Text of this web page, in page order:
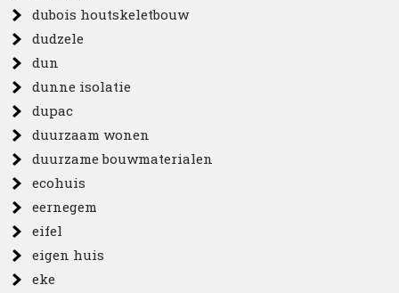
dubois houtskeletbouw
dudzele
dun
dunne isolatie
dupac
duurzaam wonen
duurzame bouwmaterialen
ecohuis
eernegem
eifel
eigen huis
eke